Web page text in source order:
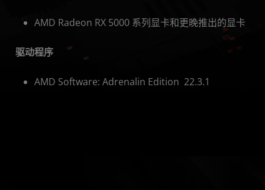
AMD Radeon RX 5000 系列显卡和更晚推出的显卡
驱动程序
AMD Software: Adrenalin Edition 22.3.1